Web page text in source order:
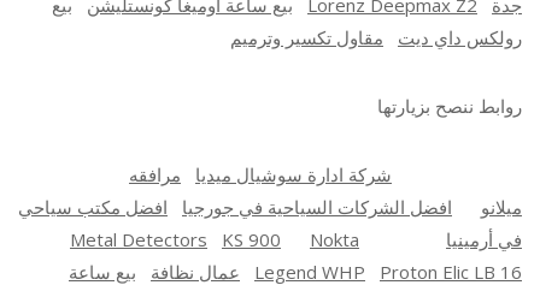
جدة
Lorenz Deepmax Z2 بيع ساعة أوميغا كونستليشن
بيع
رولكس داي ديت
مقاول تكسير وترميم
روابط ننصح بزيارتها
شركة ادارة سوشيال ميديا
مرافقه
ميلانو
افضل الشركات السياحية في جورجيا
افضل مكتب سياحي
في أرمينيا
Metal Detectors KS 900
Nokta
Legend WHP
Proton Elic LB 16 عمال نظافة
بيع ساعة